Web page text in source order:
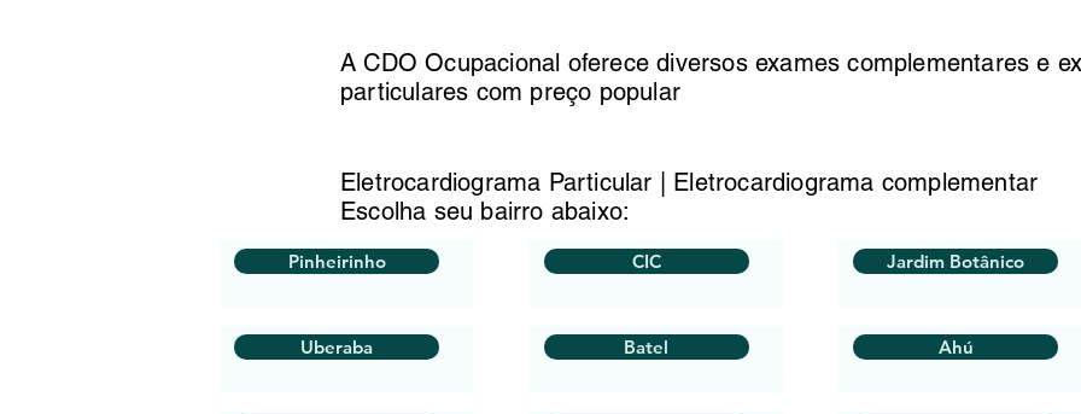
A CDO Ocupacional oferece diversos exames complementares e
particulares com preço popular
Eletrocardiograma Particular | Eletrocardiograma complementar
Escolha seu bairro abaixo:
Pinheirinho
Uberaba
CIC
Batel
Jardim Botânico
Ahú